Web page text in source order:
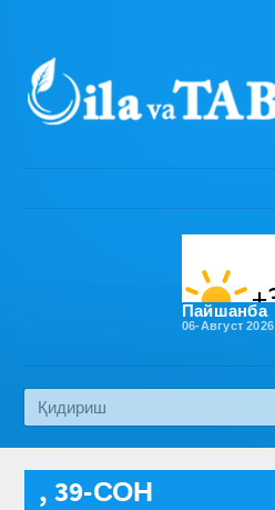
Бош саҳифа
Эко медиа
Пайшанба
06-Август 2026
, 39-СОН